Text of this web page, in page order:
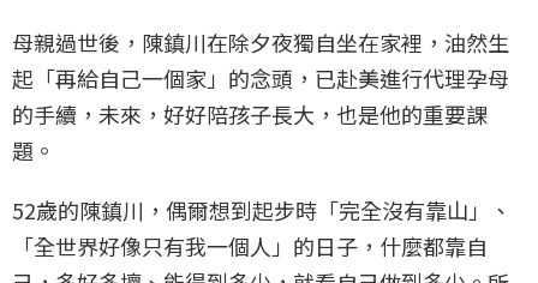
母親過世後，陳鎮川在除夕夜獨自坐在家裡，油然生
起「再給自己一個家」的念頭，已赴美進行代理孕母
的手續，未來，好好陪孩子長大，也是他的重要課
題。
52歲的陳鎮川，偶爾想到起步時「完全沒有靠山」、
「全世界好像只有我一個人」的日子，什麼都靠自